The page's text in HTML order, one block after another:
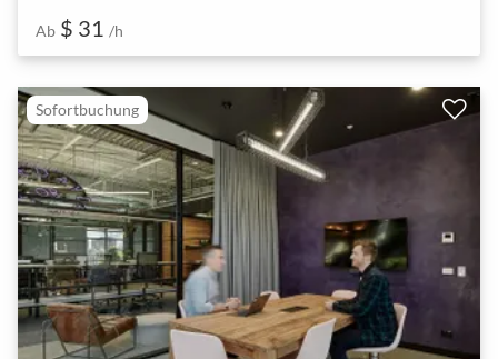
Ab $ 31 /h
Sofortbuchung